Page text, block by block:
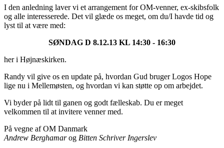
I den anledning laver vi et arrangement for OM-venner, ex-skibsfolk
og alle interesserede. Det vil glæde os meget, om du/I havde tid og
lyst til at være med:
SØNDAG D 8.12.13 KL 14:30 - 16:30
her i Højnæskirken.
Randy vil give os en update på, hvordan Gud bruger Logos Hope
lige nu i Mellemøsten, og hvordan vi kan støtte op om arbejdet.
Vi byder på lidt til ganen og godt fælleskab. Du er meget
velkommen til at invitere venner med.
På vegne af OM Danmark
Andrew Berghamarog Bitten Schriver Ingerslev